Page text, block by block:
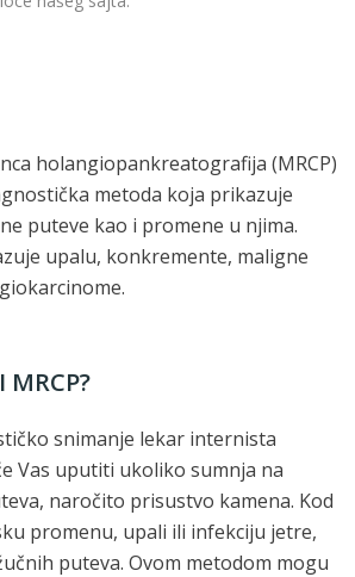
holangiopankreatografija (MRCP)
metoda koja prikazuje
puteve kao i promene u njima.
upalu, konkremente, maligne
MRCP?
snimanje lekar internista
Vas uputiti ukoliko sumnja na
naročito prisustvo kamena. Kod
promenu, upali ili infekciju jetre,
puteva. Ovom metodom mogu